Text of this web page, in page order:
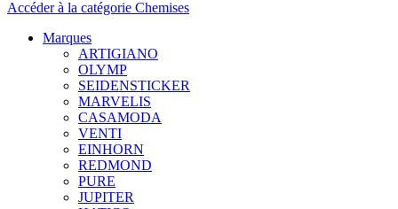
Accéder à la catégorie Chemises
Marques
ARTIGIANO
OLYMP
SEIDENSTICKER
MARVELIS
CASAMODA
VENTI
EINHORN
REDMOND
PURE
JUPITER